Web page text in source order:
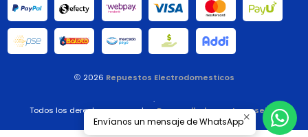
2026 Repuestos Electrodomesticos
.
Todos los derechos reservados.Desarrollado por Jumpseller.
Envíanos un mensaje de WhatsApp